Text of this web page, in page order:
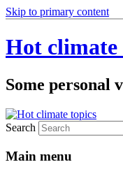
Skip to primary content
Hot climate
Some personal
Search
Main menu